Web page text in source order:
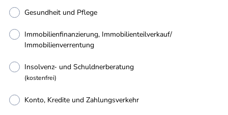
Gesundheit und Pflege
Immobilienfinanzierung, Immobilienteilverkauf/
Immobilienverrentung
Insolvenz- und Schuldnerberatung
(kostenfrei)
Konto, Kredite und Zahlungsverkehr